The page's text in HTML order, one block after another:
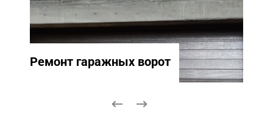
Ремонт гаражных ворот